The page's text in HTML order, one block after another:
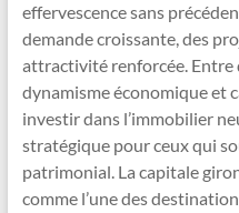
effervescence sans
demande croissante, des
attractivité renforcée.
dynamisme économique et
investir dans l’immobilier
stratégique pour ceux qui
patrimonial. La capitale
comme l’une des